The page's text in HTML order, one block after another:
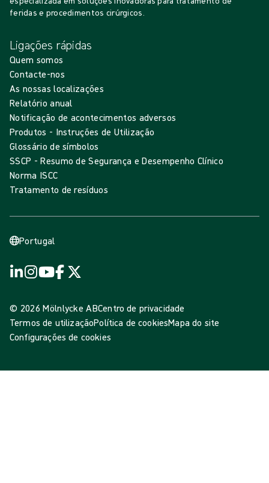
feridas e procedimentos cirúrgicos.
Ligações rápidas
Quem somos
Contacte-nos
As nossas localizações
Relatório anual
Notificação de acontecimentos adversos
Produtos - Instruções de Utilização
Glossário de símbolos
SSCP - Resumo de Segurança e Desempenho Clínico
Norma ISCC
Tratamento de resíduos
Portugal
© 2026 Mölnlycke ABCentro de privacidade
Termos de utilizaçãoPolítica de cookiesMapa do site
Configurações de cookies